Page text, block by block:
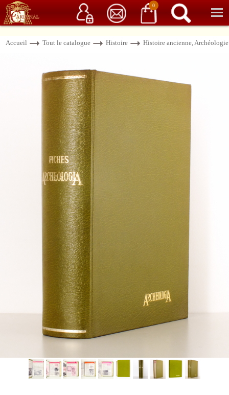
0
Service client 06 15 37 15 37 Librairie de livres anciens & rares
Accueil Tout le catalogue Histoire Histoire ancienne, Archéologie